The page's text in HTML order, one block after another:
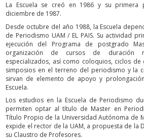
La Escuela se creó en 1986 y su primera
diciembre de 1987.
Desde octubre del año 1988, la Escuela
de Periodismo UAM / EL PAIS. Su actividad
ejecución del Programa de postgrado
organización de cursos de duración
especializados, así como coloquios, ciclos de
simposios en el terreno del periodismo y la
sirvan de elemento de apoyo y
Escuela.
Los estudios en la Escuela de Periodismo
permiten optar al título de Master en
Título Propio de la Universidad Autónoma de
expide el rector de la UAM, a propuesta de la
su Claustro de Profesores.